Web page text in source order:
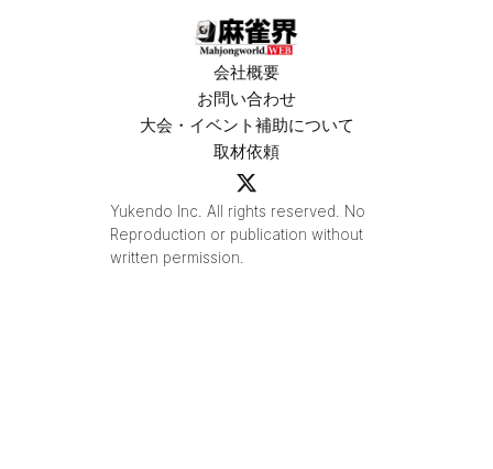
会社概要
お問い合わせ
大会・イベント補助について
取材依頼
Yukendo Inc. All rights reserved. No
Reproduction or publication without
written permission.